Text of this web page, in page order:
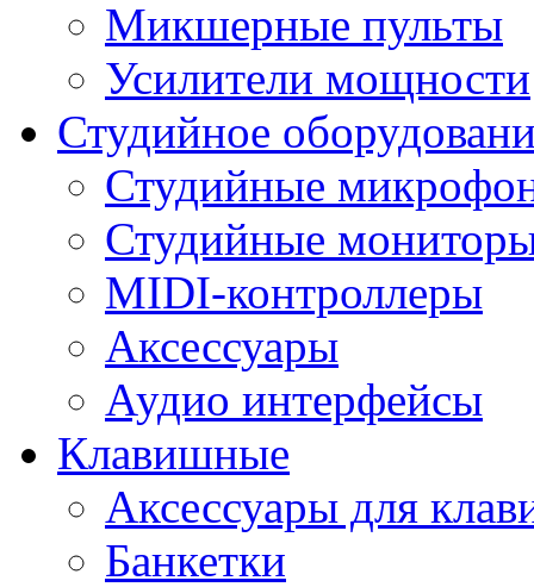
Микшерные пульты
Усилители мощности
Студийное
Студийные
Студийные
MIDI-контроллеры
Аксессуары
Аудио интерфейсы
Клавишные
Аксессуары для
Банкетки